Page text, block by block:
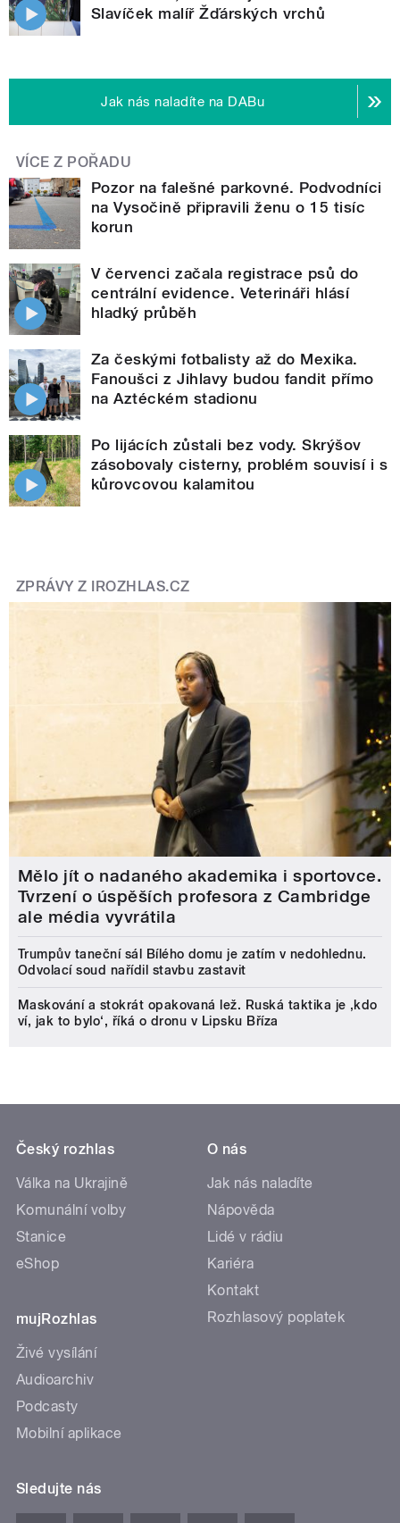
Slavíček malíř Žďárských vrchů
Jak nás naladíte na DABu
VÍCE Z POŘADU
Pozor na falešné parkovné. Podvodníci
na Vysočině připravili ženu o 15 tisíc
korun
V červenci začala registrace psů do
centrální evidence. Veterináři hlásí
hladký průběh
Za českými fotbalisty až do Mexika.
Fanoušci z Jihlavy budou fandit přímo
na Aztéckém stadionu
Po lijácích zůstali bez vody. Skrýšov
zásobovaly cisterny, problém souvisí i s
kůrovcovou kalamitou
ZPRÁVY Z IROZHLAS.CZ
Mělo jít o nadaného akademika i sportovce.
Tvrzení o úspěších profesora z Cambridge
ale média vyvrátila
Trumpův taneční sál Bílého domu je zatím v nedohlednu.
Odvolací soud nařídil stavbu zastavit
Maskování a stokrát opakovaná lež. Ruská taktika je ‚kdo
ví, jak to bylo‘, říká o dronu v Lipsku Bříza
Český rozhlas
Válka na Ukrajině
Komunální volby
Stanice
eShop
mujRozhlas
Živé vysílání
Audioarchiv
Podcasty
Mobilní aplikace
O nás
Jak nás naladíte
Nápověda
Lidé v rádiu
Kariéra
Kontakt
Rozhlasový poplatek
Sledujte nás